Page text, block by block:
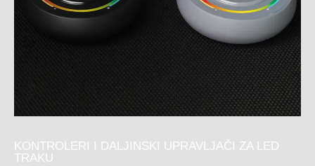
KONTROLERI I DALJINSKI UPRAVLJAČI ZA LED
TRAKU